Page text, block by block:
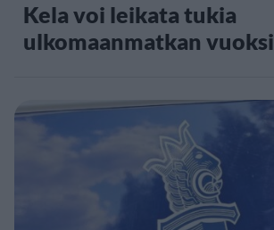
Kela voi leikata tukia
ulkomaanmatkan vuoksi